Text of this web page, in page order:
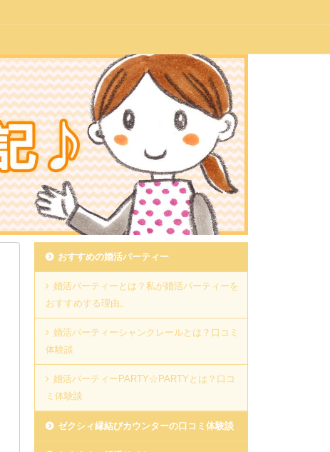
おすすめの婚活パーティー
婚活パーティーとは？私が婚活パーティーを
おすすめする理由。
婚活パーティーシャンクレールとは？口コミ
体験談
婚活パーティーPARTY☆PARTYとは？口コ
ミ体験談
ゼクシィ縁結びカウンターの口コミ体験談